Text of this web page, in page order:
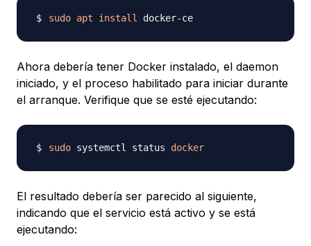
sudo apt install
Ahora debería tener Docker instalado, el daemon
iniciado, y el proceso habilitado para iniciar durante
el arranque. Verifique que se esté ejecutando:
sudo systemctl status docker
El resultado debería ser parecido al siguiente,
indicando que el servicio está activo y se está
ejecutando: